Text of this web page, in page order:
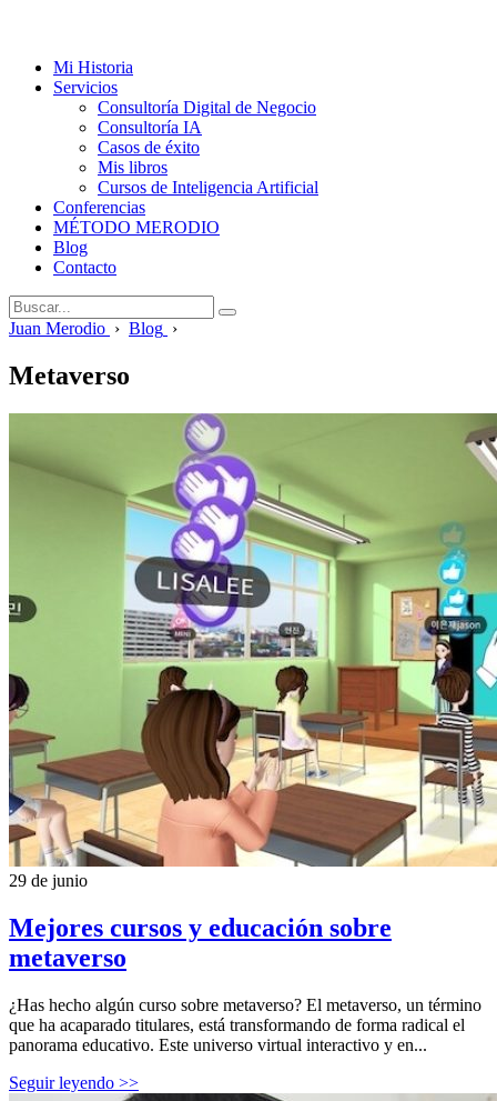
Mi Historia
Servicios
Consultoría Digital de Negocio
Consultoría IA
Casos de éxito
Mis libros
Cursos de Inteligencia Artificial
Conferencias
MÉTODO MERODIO
Blog
Contacto
Juan Merodio › Blog ›
Metaverso
29 de junio
Mejores cursos y educación sobre
metaverso
¿Has hecho algún curso sobre metaverso? El metaverso, un término
que ha acaparado titulares, está transformando de forma radical el
panorama educativo. Este universo virtual interactivo y en...
Seguir leyendo >>